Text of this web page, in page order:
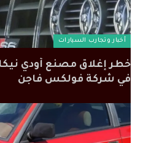
أخبار وتجارب السيارات
خطر إغلاق مصنع أودي
في شركة فولكس فاجن